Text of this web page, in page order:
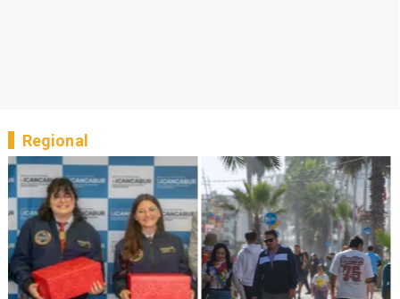
Regional